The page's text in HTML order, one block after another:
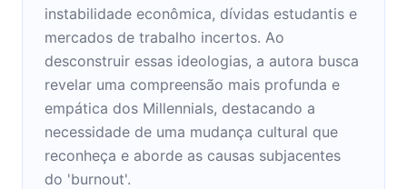
instabilidade econômica, dívidas estudantis e
mercados de trabalho incertos. Ao
desconstruir essas ideologias, a autora busca
revelar uma compreensão mais profunda e
empática dos Millennials, destacando a
necessidade de uma mudança cultural que
reconheça e aborde as causas subjacentes
do 'burnout'.